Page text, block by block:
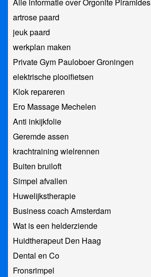
Alle informatie over Orgonite Piramides
artrose paard
jeuk paard
werkplan maken
Private Gym Pauloboer Groningen
elektrische plooifietsen
Klok repareren
Ero Massage Mechelen
Anti inkijkfolie
Geremde assen
krachtraining wielrennen
Buiten bruiloft
Simpel afvallen
Huwelijkstherapie
Business coach Amsterdam
Wat is een helderziende
Huidtherapeut Den Haag
Dental en Co
Fronsrimpel